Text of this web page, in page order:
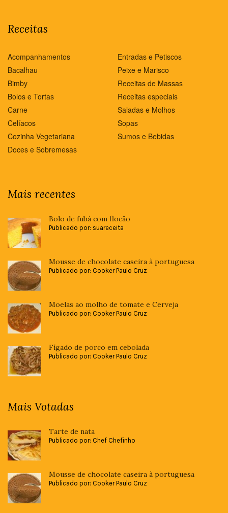
Receitas
Acompanhamentos
Bacalhau
Bimby
Bolos e Tortas
Carne
Celíacos
Cozinha Vegetariana
Doces e Sobremesas
Entradas e Petiscos
Peixe e Marisco
Receitas de Massas
Receitas especiais
Saladas e Molhos
Sopas
Sumos e Bebidas
Mais recentes
Bolo de fubá com flocão
Publicado por: suareceita
Mousse de chocolate caseira à portuguesa
Publicado por: Cooker Paulo Cruz
Moelas ao molho de tomate e Cerveja
Publicado por: Cooker Paulo Cruz
Fígado de porco em cebolada
Publicado por: Cooker Paulo Cruz
Mais Votadas
Tarte de nata
Publicado por: Chef Chefinho
Mousse de chocolate caseira à portuguesa
Publicado por: Cooker Paulo Cruz